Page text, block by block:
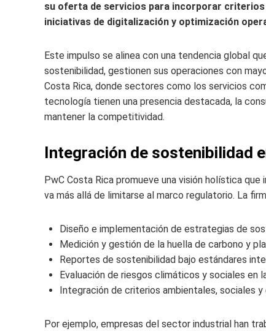
su oferta de servicios para incorporar
iniciativas de digitalización y optimización
Este impulso se alinea con una tendencia global
sostenibilidad, gestionen sus operaciones con
Costa Rica, donde sectores como los servicios
tecnología tienen una presencia destacada, la
mantener la competitividad.
Integración de sostenibilidad
PwC Costa Rica promueve una visión holística
va más allá de limitarse al marco regulatorio. La
Diseño e implementación de estrategias de
Medición y gestión de la huella de carbono y
Reportes de sostenibilidad bajo estándares
Evaluación de riesgos climáticos y sociales en
Integración de criterios ambientales, sociales
Por ejemplo, empresas del sector industrial han